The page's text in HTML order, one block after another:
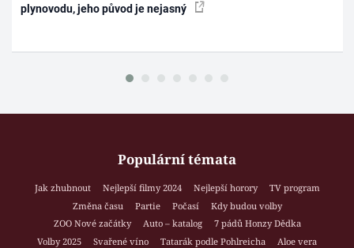
plynovodu, jeho původ je nejasný
Populární témata
Jak zhubnout Nejlepší filmy 2024 Nejlepší horory
TV program
Změna času
Partie Počasí
Kdy budou volby
ZOO Nové začátky
Auto – katalog
7 pádů Honzy Dědka
Volby 2025
Svařené víno Tatarák podle Pohlreicha
Aloe vera